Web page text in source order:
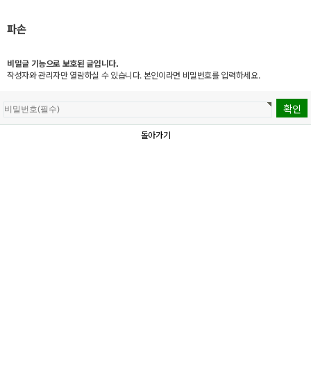
파손
비밀글 기능으로 보호된 글입니다.
작성자와 관리자만 열람하실 수 있습니다. 본인이라면 비밀번호를 입력하세요.
돌아가기